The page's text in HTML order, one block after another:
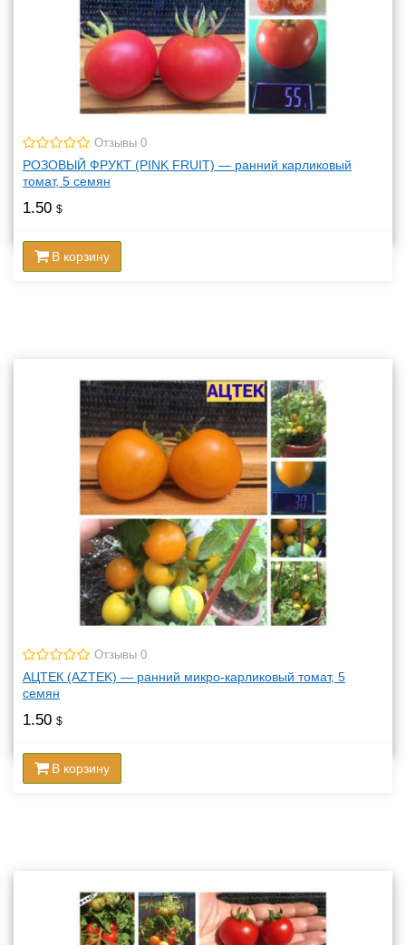
Отзывы 0
РОЗОВЫЙ ФРУКТ (PINK FRUIT) — ранний карликовый
томат, 5 семян
1.50 $
В корзину
Отзывы 0
АЦТЕК (AZTEK) — ранний микро-карликовый томат, 5
семян
1.50 $
В корзину